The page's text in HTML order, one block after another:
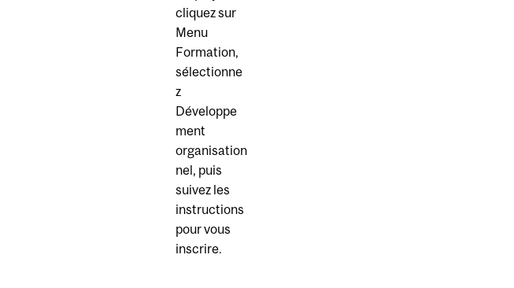
cliquez sur
Menu
Formation,
sélectionne
z
Développe
ment
organisation
nel, puis
suivez les
instructions
pour vous
inscrire.